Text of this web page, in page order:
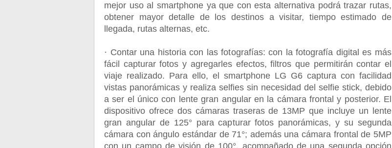
mejor uso al smartphone ya que con esta alternativa podrá trazar rutas,
obtener mayor detalle de los destinos a visitar, tiempo estimado de
llegada, rutas alternas, etc.
· Contar una historia con las fotografías: con la fotografía digital es más
fácil capturar fotos y agregarles efectos, filtros que permitirán contar el
viaje realizado. Para ello, el smartphone LG G6 captura con facilidad
vistas panorámicas y realiza selfies sin necesidad del selfie stick, debido
a ser el único con lente gran angular en la cámara frontal y posterior. El
dispositivo ofrece dos cámaras traseras de 13MP que incluye un lente
gran angular de 125° para capturar fotos panorámicas, y su segunda
cámara con ángulo estándar de 71°; además una cámara frontal de 5MP
con un campo de visión de 100°, acompañado de una segunda opción